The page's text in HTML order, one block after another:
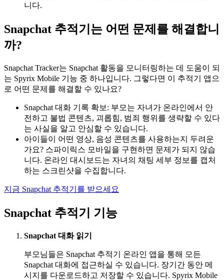
니다.
Snapchat 추적기는 어떤 문제를 해결합니
까?
Snapchat Tracker는 Snapchat 활동을 모니터링하는 데 도움이 되
는 Spyrix Mobile 기능 중 하나입니다. 그렇다면 이 추적기 앱으
로 어떤 문제를 해결할 수 있나요?
Snapchat 대화 기록 확보: 부모는 자녀가 온라인에서 안
전하고 불법 콘텐츠, 괴롭힘, 범죄 행위를 생략할 수 있다
는 사실을 알고 안심할 수 있습니다.
아이들이 어떤 영상, 음성 콘텐츠를 사용하는지 두려운
가요? 스파이릭스 모바일을 구현하면 문제가 되지 않습
니다. 온라인 대시보드는 자녀의 채팅 세부 정보를 캡처
하는 스크린샷을 수집합니다.
지금 Snapchat 추적기를 받으세요
Snapchat 추적기 기능
Snapchat 대화 읽기
부모님들은 Snapchat 추적기 온라인 앱을 통해 모든
Snapchat 대화에 접근하실 수 있습니다. 장기간 동안 메
시지를 다운로드하고 저장할 수 있습니다. Spyrix Mobile